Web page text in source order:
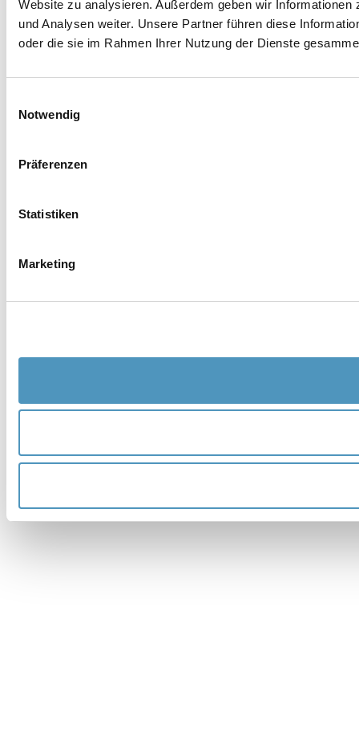
Website zu analysieren. Außerdem geben wir
und Analysen weiter. Unsere Partner führen diese
oder die sie im Rahmen Ihrer Nutzung der Dienste
Notwendig
Präferenzen
Statistiken
Marketing